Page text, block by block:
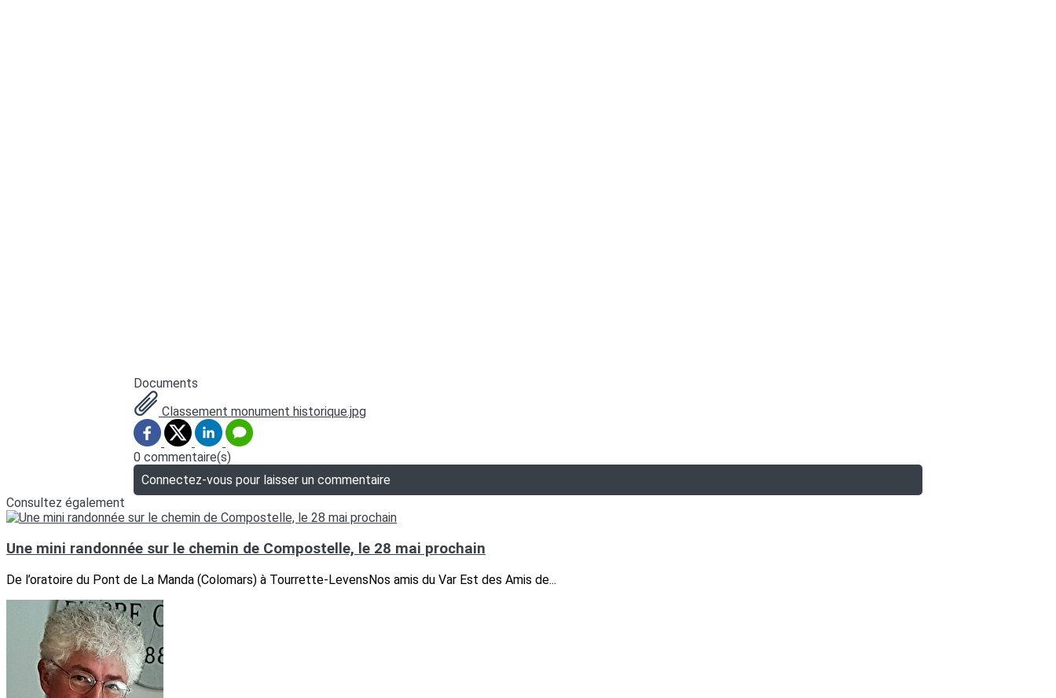
Documents
Classement monument historique.jpg
0 commentaire(s)
Connectez-vous pour laisser un commentaire
Consultez également
Une mini randonnée sur le chemin de Compostelle, le 28 mai prochain
De l’oratoire du Pont de La Manda (Colomars) à Tourrette-LevensNos amis du Var Est des Amis de...